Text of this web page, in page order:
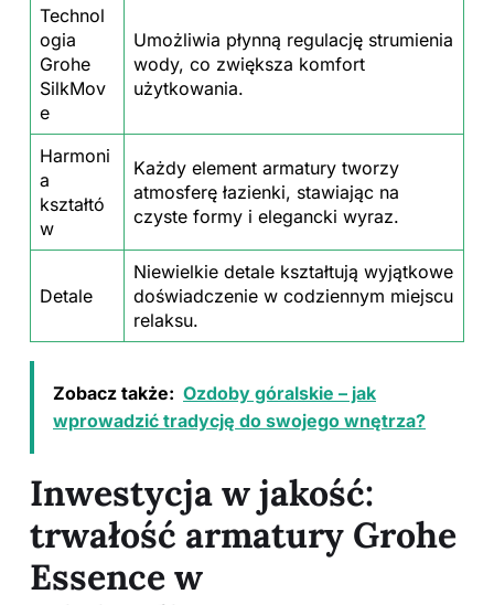
Technol
ogia
Grohe
SilkMov
e
Umożliwia płynną regulację strumienia
wody, co zwiększa komfort
użytkowania.
Harmoni
a
kształtó
w
Każdy element armatury tworzy
atmosferę łazienki, stawiając na
czyste formy i elegancki wyraz.
Detale
Niewielkie detale kształtują wyjątkowe
doświadczenie w codziennym miejscu
relaksu.
Zobacz także: Ozdoby góralskie – jak
wprowadzić tradycję do swojego wnętrza?
Inwestycja w jakość:
trwałość armatury Grohe
Essence w